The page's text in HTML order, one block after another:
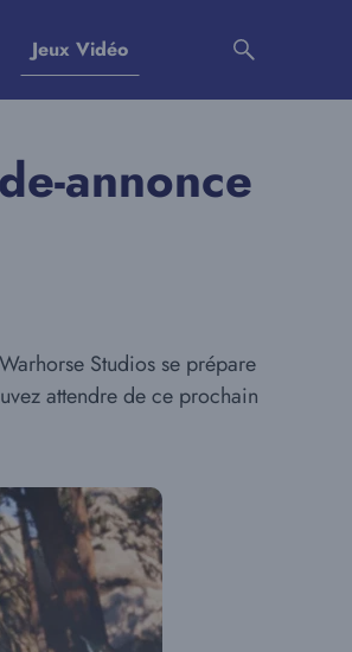
Jeux Vidéo
annonce
Studios se prépare
attendre de ce prochain